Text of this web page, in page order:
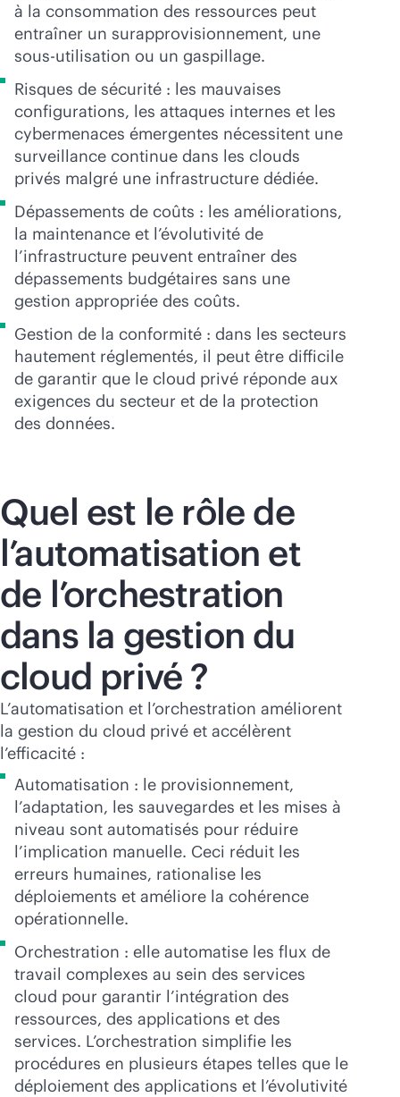
à la consommation des ressources peut
entraîner un surapprovisionnement, une
sous-utilisation ou un gaspillage.
Risques de sécurité : les mauvaises
configurations, les attaques internes et les
cybermenaces émergentes nécessitent une
surveillance continue dans les clouds
privés malgré une infrastructure dédiée.
Dépassements de coûts : les améliorations,
la maintenance et l’évolutivité de
l’infrastructure peuvent entraîner des
dépassements budgétaires sans une
gestion appropriée des coûts.
Gestion de la conformité : dans les secteurs
hautement réglementés, il peut être difficile
de garantir que le cloud privé réponde aux
exigences du secteur et de la protection
des données.
Quel est le rôle de
l’automatisation et
de l’orchestration
dans la gestion du
cloud privé ?
L’automatisation et l’orchestration améliorent
la gestion du cloud privé et accélèrent
l’efficacité :
Automatisation : le provisionnement,
l’adaptation, les sauvegardes et les mises à
niveau sont automatisés pour réduire
l’implication manuelle. Ceci réduit les
erreurs humaines, rationalise les
déploiements et améliore la cohérence
opérationnelle.
Orchestration : elle automatise les flux de
travail complexes au sein des services
cloud pour garantir l’intégration des
ressources, des applications et des
services. L’orchestration simplifie les
procédures en plusieurs étapes telles que le
déploiement des applications et l’évolutivité